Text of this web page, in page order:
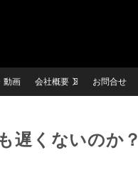
動画 会社概要 お問合せ
遅くないのか？